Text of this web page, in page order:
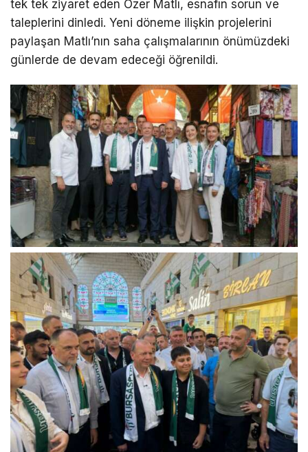
tek tek ziyaret eden Özer Matlı, esnafın sorun ve
taleplerini dinledi. Yeni döneme ilişkin projelerini
paylaşan Matlı’nın saha çalışmalarının önümüzdeki
günlerde de devam edeceği öğrenildi.